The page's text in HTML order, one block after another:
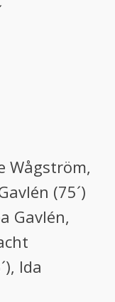
Wågström,
(75´)
Gavlén,
Ida